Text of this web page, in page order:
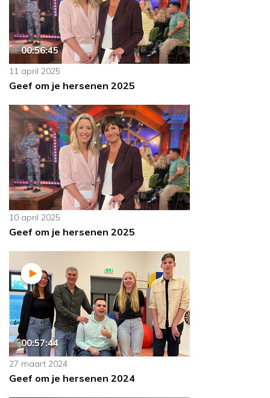
00:56:45
11 april 2025
Geef om je hersenen 2025
10 april 2025
Geef om je hersenen 2025
00:57:44
27 maart 2024
Geef om je hersenen 2024